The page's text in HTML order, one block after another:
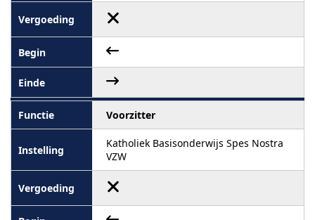
Voorzitter
Katholiek Basisonderwijs Spes Nostra
VZW